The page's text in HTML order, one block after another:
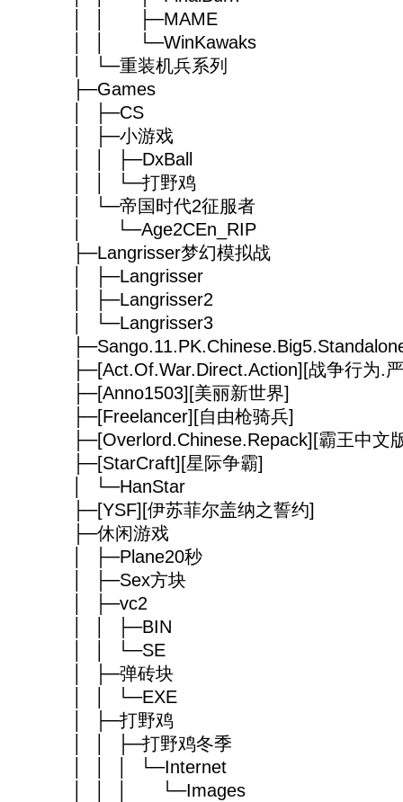
│ │ ├─MAME
│ │ └─WinKawaks
│ └─重装机兵系列
├─Games
│ ├─CS
│ ├─小游戏
│ │ ├─DxBall
│ │ └─打野鸡
│ └─帝国时代2征服者
│ └─Age2CEn_RIP
├─Langrisser梦幻模拟战
│ ├─Langrisser
│ ├─Langrisser2
│ └─Langrisser3
├─[Act.Of.War.Direct.Action][战争行为.
├─[Anno1503][美丽新世界]
├─[Freelancer][自由枪骑兵]
├─[Overlord.Chinese.Repack][霸王中文
├─[StarCraft][星际争霸]
│ └─HanStar
├─[YSF][伊苏菲尔盖纳之誓约]
├─休闲游戏
│ ├─Plane20秒
│ ├─Sex方块
│ ├─vc2
│ │ ├─BIN
│ │ └─SE
│ ├─弹砖块
│ │ └─EXE
│ ├─打野鸡
│ │ ├─打野鸡冬季
│ │ │ └─Internet
│ │ │ └─Images